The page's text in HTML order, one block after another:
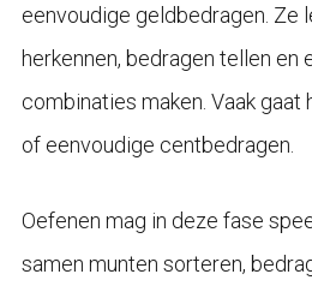
eenvoudige geldbedragen. Ze
herkennen, bedragen tellen en
combinaties maken. Vaak gaat
of eenvoudige centbedragen.
Oefenen mag in deze fase
samen munten sorteren,